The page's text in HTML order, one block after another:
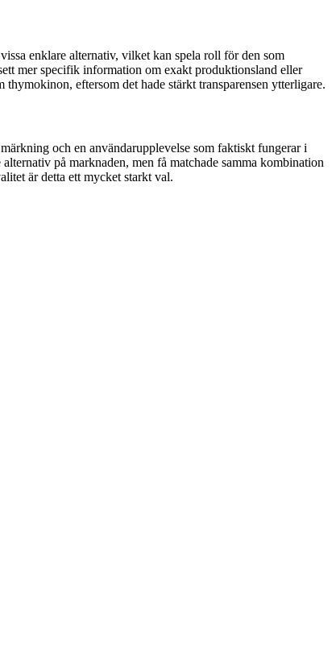
enklare alternativ, vilket kan spela roll för den som
mer specifik information om exakt produktionsland eller
eftersom det hade stärkt transparensen ytterligare.
och en användarupplevelse som faktiskt fungerar i
på marknaden, men få matchade samma kombination
är detta ett mycket starkt val.